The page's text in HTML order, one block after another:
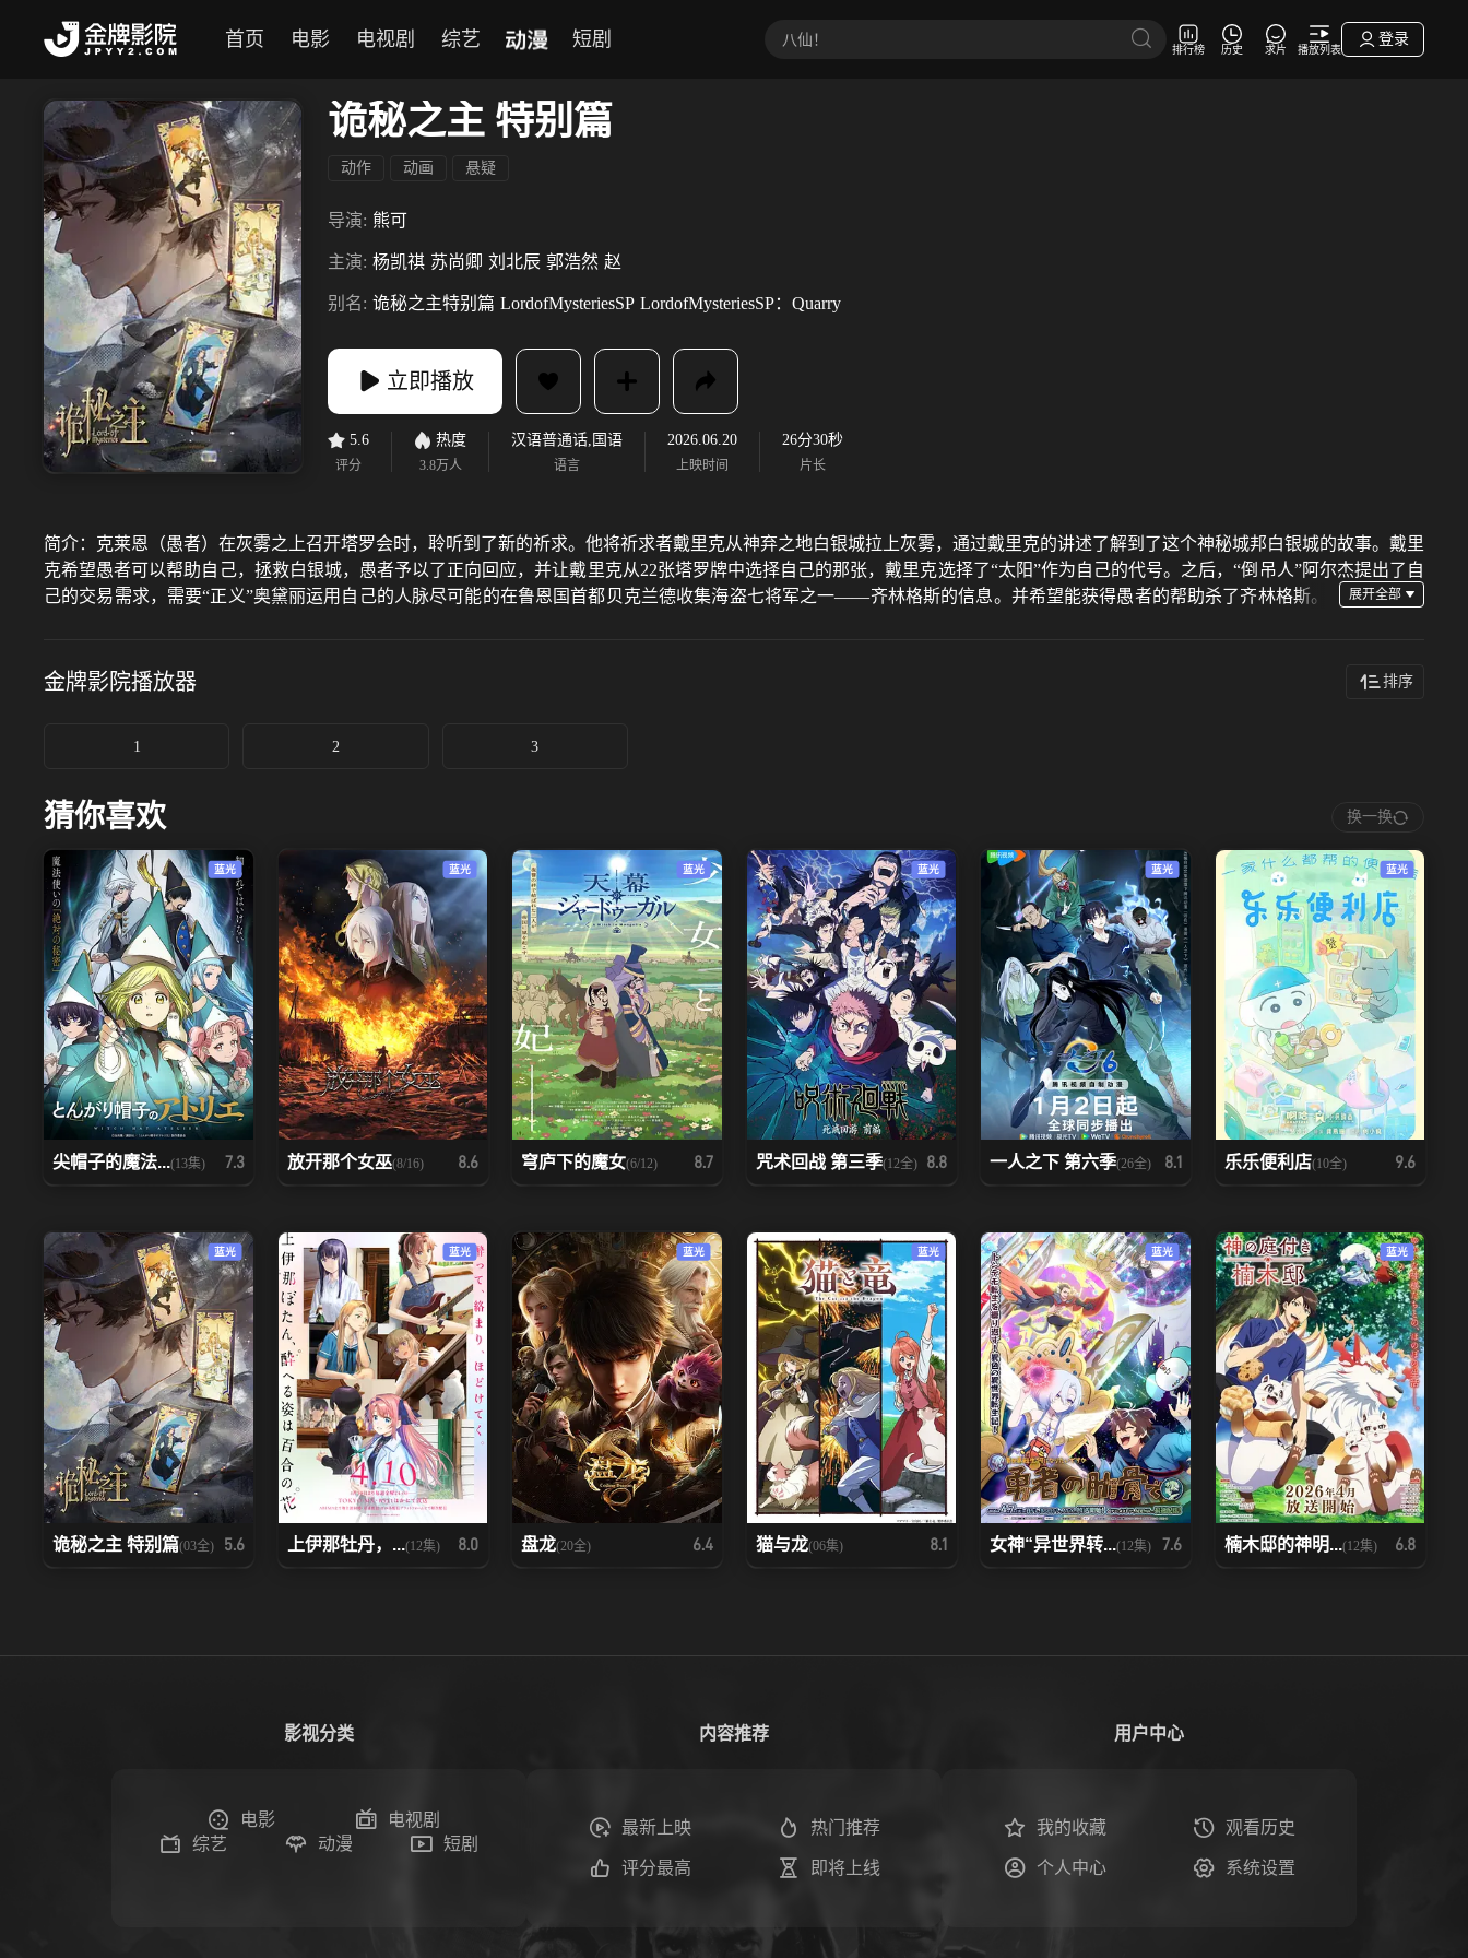
首页 电影 电视剧 综艺 动漫 短剧 排行榜 历史 求片 播放列表
登录
诡秘之主 特别篇
动作 动画 悬疑
导演: 熊可
主演: 杨凯祺 苏尚卿 刘北辰 郭浩然 赵
别名: 诡秘之主特别篇 LordofMysteriesSP LordofMysteriesSP：Quarry
立即播放
5.6
评分
热度
3.8万人
汉语普通话,国语
语言
2026.06.20
上映时间
26分30秒
片长
简介： 克莱恩（愚者）在灰雾之上召开塔罗会时，聆听到了新的祈求。他将祈求者戴里克从神弃之地白银城拉上灰雾，通过戴里克的讲述了解到了这个神秘城邦白银城的故事。戴里
克希望愚者可以帮助自己，拯救白银城，愚者予以了正向回应，并让戴里克从22张塔罗牌中选择自己的那张，戴里克选择了“太阳”作为自己的代号。之后，“倒吊人”阿尔杰提出了自
己的交易需求，需要“正义”奥黛丽运用自己的人脉尽可能的在鲁恩国首都贝克兰德收集海盗七将军之一——齐林格斯的信息。并希望能获得愚者的帮助杀了齐林格斯。
金牌影院播放器 排序
1 2 3
猜你喜欢 换一换
蓝光
尖帽子的魔法...(13集) 7.3
蓝光
放开那个女巫(8/16) 8.6
蓝光
穹庐下的魔女(6/12) 8.7
蓝光
咒术回战 第三季(12全) 8.8
蓝光
一人之下 第六季(26全) 8.1
蓝光
乐乐便利店(10全) 9.6
蓝光
诡秘之主 特别篇(03全) 5.6
蓝光
上伊那牡丹，...(12集) 8.0
蓝光
盘龙(20全) 6.4
蓝光
猫与龙(06集) 8.1
蓝光
女神“异世界转...(12集) 7.6
蓝光
楠木邸的神明...(12集) 6.8
影视分类
电影
电视剧
综艺
动漫 短剧
内容推荐
最新上映 热门推荐
评分最高 即将上线
用户中心
我的收藏 观看历史
个人中心 系统设置